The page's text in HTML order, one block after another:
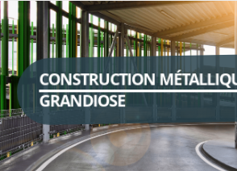
CONSTRUCTION
GRANDIOSE